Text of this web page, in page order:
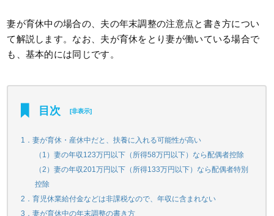
妻が育休中の場合の、夫の年末調整の注意点と書き方につい
て解説します。なお、夫が育休をとり妻が働いている場合で
も、基本的には同じです。
目次 [非表示]
1．妻が育休・産休中だと、扶養に入れる可能性が高い
（1）妻の年収123万円以下（所得58万円以下）なら配偶者控除
（2）妻の年収201万円以下（所得133万円以下）なら配偶者特別
控除
2．育児休業給付金などは非課税なので、年収に含まれない
3．妻が育休中の年末調整の書き方